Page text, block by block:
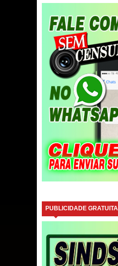
PUBLICIDADE GRATUITA